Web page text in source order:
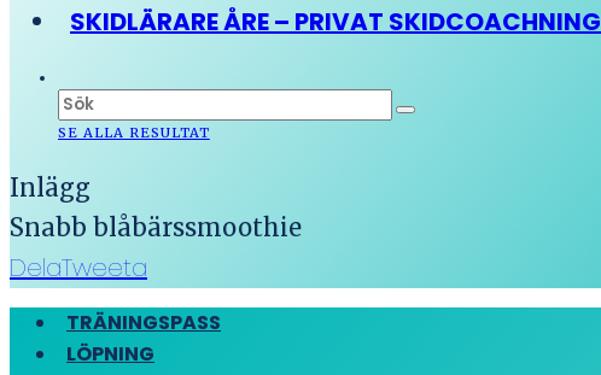
SKIDLÄRARE ÅRE – PRIVAT SKIDCOACHNING
SE ALLA RESULTAT
Inlägg
Snabb blåbärssmoothie
DelaTweeta
TRÄNINGSPASS
LÖPNING